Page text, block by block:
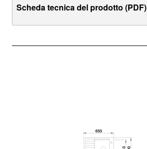
Scheda tecnica del prodotto (PDF)